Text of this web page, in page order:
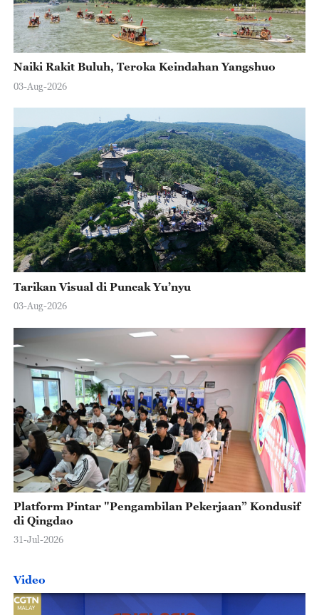
Naiki Rakit Buluh, Teroka Keindahan Yangshuo
03-Aug-2026
Tarikan Visual di Puncak Yu’nyu
03-Aug-2026
Platform Pintar "Pengambilan Pekerjaan” Kondusif
di Qingdao
31-Jul-2026
Video